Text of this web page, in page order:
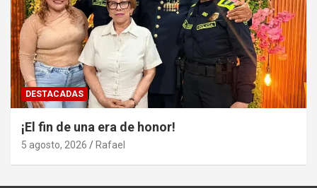
DESTACADAS
¡El fin de una era de honor!
5 agosto, 2026 Rafael